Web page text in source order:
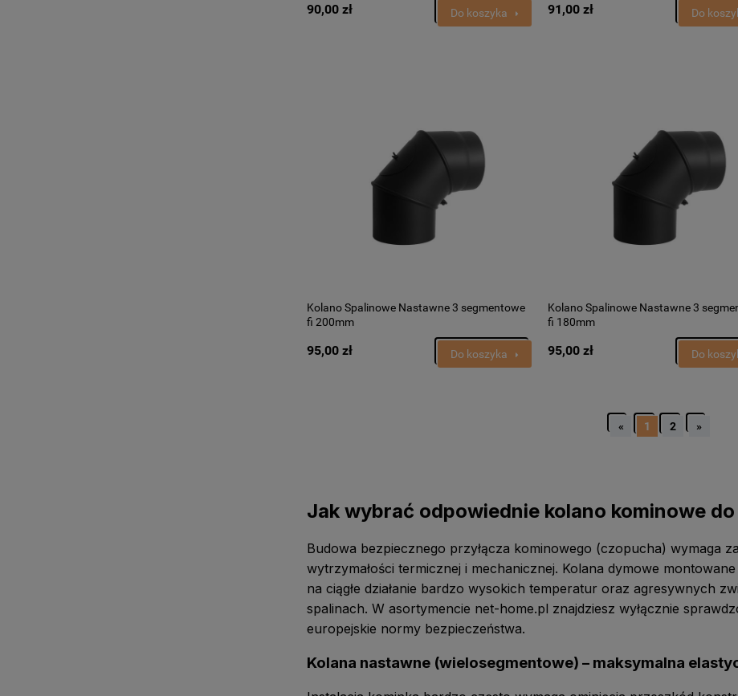
90,00 zł Do koszyka 91,00 zł Do
Kolano Spalinowe Nastawne 3 segmentowe
fi 200mm
95,00 zł Do koszyka
Kolano Spalinowe Nastawne 3
fi 180mm
95,00 zł Do
« 1 2 »
Jak wybrać odpowiednie kolano kominowe
Budowa bezpiecznego przyłącza kominowego (czopucha) wymaga
wytrzymałości termicznej i mechanicznej. Kolana dymowe
na ciągłe działanie bardzo wysokich temperatur oraz agresywnych
spalinach. W asortymencie net-home.pl znajdziesz wyłącznie
europejskie normy bezpieczeństwa.
Kolana nastawne (wielosegmentowe) – maksymalna